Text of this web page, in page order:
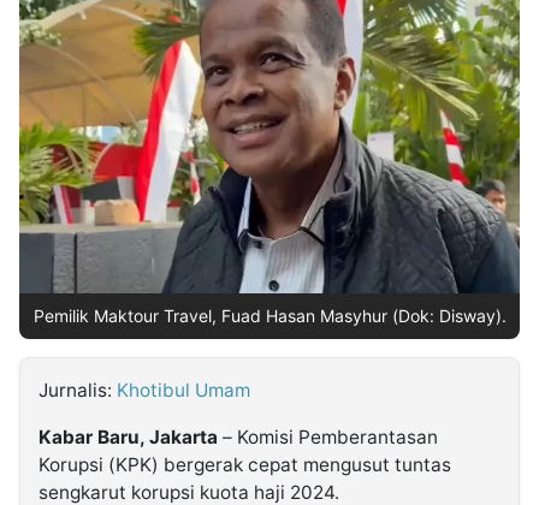
Partner
Insight
NTB
Suara
Time
Lens
IDN
Daily
Jogja
Jalan
Rakyat
Idealita
News
Kita
Notice
Dinamikapost.com
Radar
Baru
Seedbacklink
Follow
Kabarbaru
Pemilik Maktour Travel, Fuad Hasan Masyhur (Dok: Disway).
Jurnalis: Khotibul Umam
Kabar Baru, Jakarta – Komisi Pemberantasan
Korupsi (KPK) bergerak cepat mengusut tuntas
sengkarut korupsi kuota haji 2024.